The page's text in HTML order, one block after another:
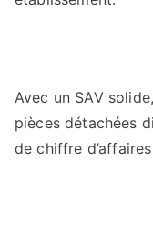
Avec un SAV
pièces détachées
de chiffre